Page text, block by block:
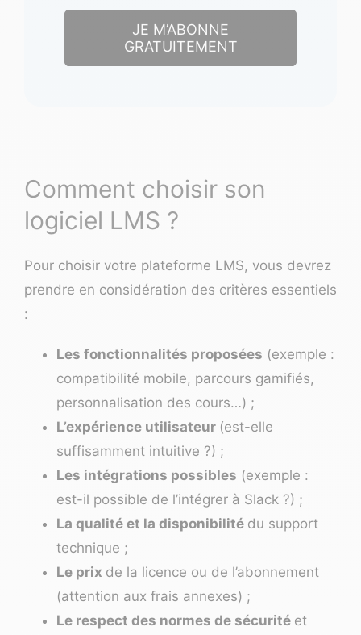
JE M’ABONNE
GRATUITEMENT
Comment choisir son
logiciel LMS ?
Pour choisir votre plateforme LMS, vous devrez
prendre en considération des critères essentiels
:
Les fonctionnalités proposées (exemple :
compatibilité mobile, parcours gamifiés,
personnalisation des cours…) ;
L’expérience utilisateur (est-elle
suffisamment intuitive ?) ;
Les intégrations possibles (exemple :
est-il possible de l’intégrer à Slack ?) ;
La qualité et la disponibilité du support
technique ;
Le prix de la licence ou de l’abonnement
(attention aux frais annexes) ;
Le respect des normes de sécurité et